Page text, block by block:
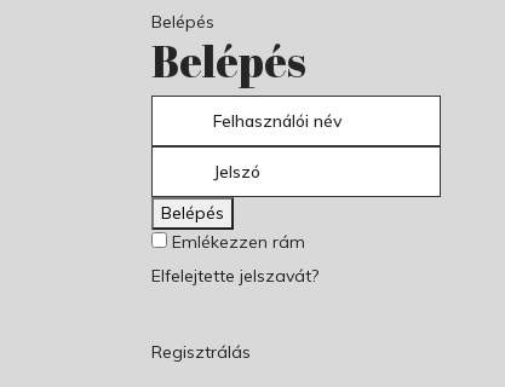
Belépés
Belépés
Belépés
Emlékezzen rám
Elfelejtette jelszavát?
Regisztrálás